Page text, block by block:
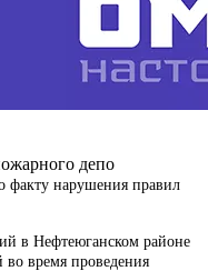
депо
факту нарушения правил
в Нефтеюганском районе
во время проведения